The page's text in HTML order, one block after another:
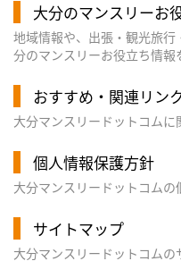
大分のマンスリーお
地域情報や、出張・観光旅
分のマンスリーお役立ち情報
おすすめ・関連リン
大分マンスリードットコム
個人情報保護方針
大分マンスリードットコム
サイトマップ
大分マンスリードットコムの